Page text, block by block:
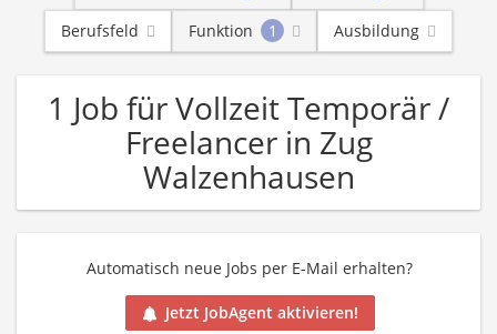
Berufsfeld
Funktion 1 Ausbildung
1 Job für Vollzeit Temporär /
Freelancer in Zug
Walzenhausen
Automatisch neue Jobs per E-Mail erhalten?
Jetzt JobAgent aktivieren!